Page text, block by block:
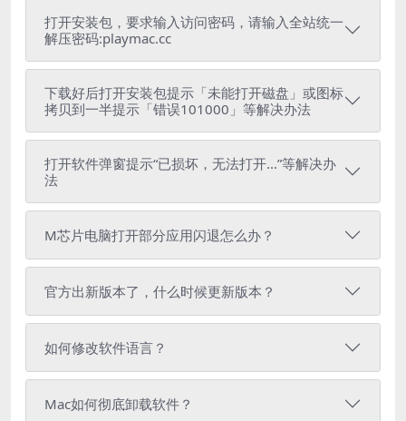
打开安装包，要求输入访问密码，请输入全站统一
解压密码:playmac.cc
下载好后打开安装包提示「未能打开磁盘」或图标
拷贝到一半提示「错误101000」等解决办法
打开软件弹窗提示“已损坏，无法打开...”等解决办
法
M芯片电脑打开部分应用闪退怎么办？
官方出新版本了，什么时候更新版本？
如何修改软件语言？
Mac如何彻底卸载软件？